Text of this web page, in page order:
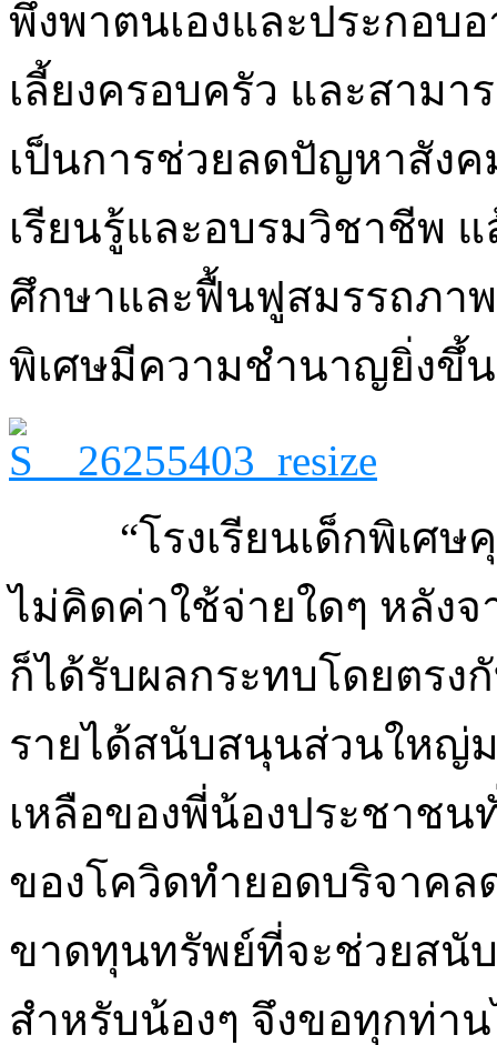
พึ่งพาตนเองและประกอบ
เลี้ยงครอบครัว และสามา
เป็นการช่วยลดปัญหาสัง
เรียนรู้และอบรมวิชาชีพ แ
ศึกษาและฟื้นฟูสมรรถภา
พิเศษมีความชำนาญยิ่งขึ้น
“โรงเรียนเด็กพิเศ
ไม่คิดค่าใช้จ่ายใดๆ หลังจ
ก็ได้รับผลกระทบโดยตรง
รายได้สนับสนุนส่วนใหญ่
เหลือของพี่น้องประชาชน
ของโควิดทำยอดบริจาคล
ขาดทุนทรัพย์ที่จะช่วยสนั
สำหรับน้องๆ จึงขอทุกท่า